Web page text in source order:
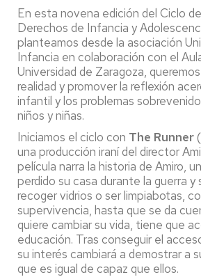
En esta novena edición del Ciclo
Derechos de Infancia y
planteamos desde la asociación
Infancia en colaboración con el
Universidad de Zaragoza,
realidad y promover la reflexión
infantil y los problemas
niños y niñas.
Iniciamos el ciclo con The Runner(
una producción iraní del director
película narra la historia de Amiro,
perdido su casa durante la guerra y
recoger vidrios o ser limpiabotas,
supervivencia, hasta que se da
quiere cambiar su vida, tiene que
educación. Tras conseguir el
su interés cambiará a demostrar a
que es igual de capaz que ellos.